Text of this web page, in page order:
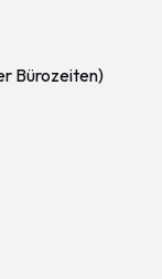
Bürozeiten)